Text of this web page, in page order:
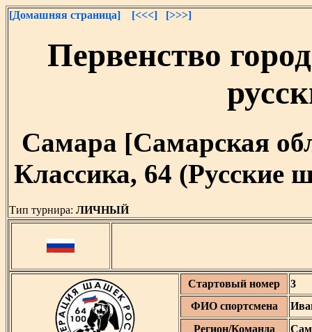
[Домашняя страница] [<<<] [>>>]
Первенство
Самара [Самарская
Классика, 64
Тип турнира: ЛИЧНЫЙ
Стартовый номер
3
ФИО спортсмена
Регион/Команда